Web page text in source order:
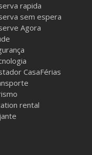
rapida
sem espera
Agora
CasaFérias
rental